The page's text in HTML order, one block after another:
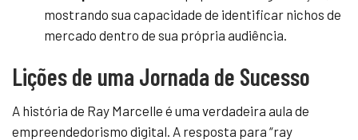
mostrando sua capacidade de identificar nichos de
mercado dentro de sua própria audiência.
Lições de uma Jornada de Sucesso
A história de Ray Marcelle é uma verdadeira aula de
empreendedorismo digital. A resposta para “ray